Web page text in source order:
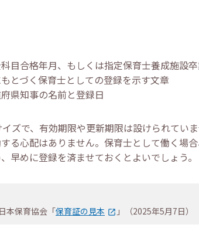
目合格年月、もしくは指定保育士養成施設
とづく保育士としての登録を示す文章
県知事の名前と登録日
ズで、有効期限や更新期限は設けられてい
る心配はありません。保育士として働く場
早めに登録を済ませておくとよいでしょう。
本保育協会「保育証の見本 」（2025年5月7日）